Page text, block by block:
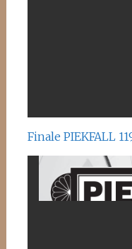
Finale PIEKFALL